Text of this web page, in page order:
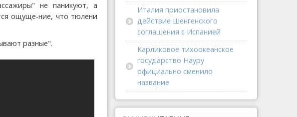
не паникуют, а
ощуще-ние, что тюлени
разные".
Италия приостановила
действие Шенгенского
соглашения с Испанией
Карликовое тихоокеанское
государство Науру
официально сменило
название